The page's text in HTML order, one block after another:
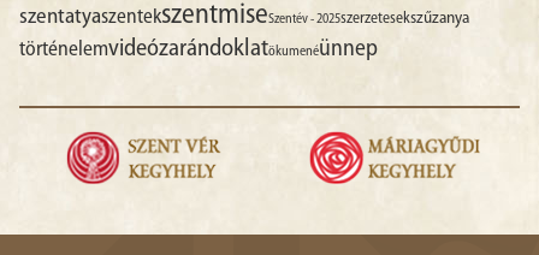
szentatyaszentekszentmiseSzentév - 2025szerzetesekszűzanya
történelemvideózarándoklatökumenéünnep